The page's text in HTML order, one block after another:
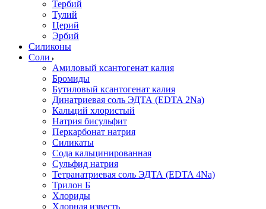
Тербий
Тулий
Церий
Эрбий
Силиконы
Соли
Амиловый ксантогенат калия
Бромиды
Бутиловый ксантогенат калия
Динатриевая соль ЭДТА (EDTA 2Na)
Кальций хлористый
Натрия бисульфит
Перкарбонат натрия
Силикаты
Сода кальцинированная
Сульфид натрия
Тетранатриевая соль ЭДТА (EDTA 4Na)
Трилон Б
Хлориды
Хлорная известь